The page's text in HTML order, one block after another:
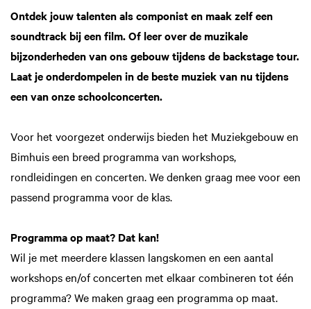
Ontdek jouw talenten als componist en maak zelf een
soundtrack bij een film. Of leer over de muzikale
bijzonderheden van ons gebouw tijdens de backstage tour.
Laat je onderdompelen in de beste muziek van nu tijdens
een van onze schoolconcerten.
Voor het voorgezet onderwijs bieden het Muziekgebouw en
Bimhuis een breed programma van workshops,
rondleidingen en concerten. We denken graag mee voor een
passend programma voor de klas.
Programma op maat? Dat kan!
Wil je met meerdere klassen langskomen en een aantal
workshops en/of concerten met elkaar combineren tot één
programma? We maken graag een programma op maat.